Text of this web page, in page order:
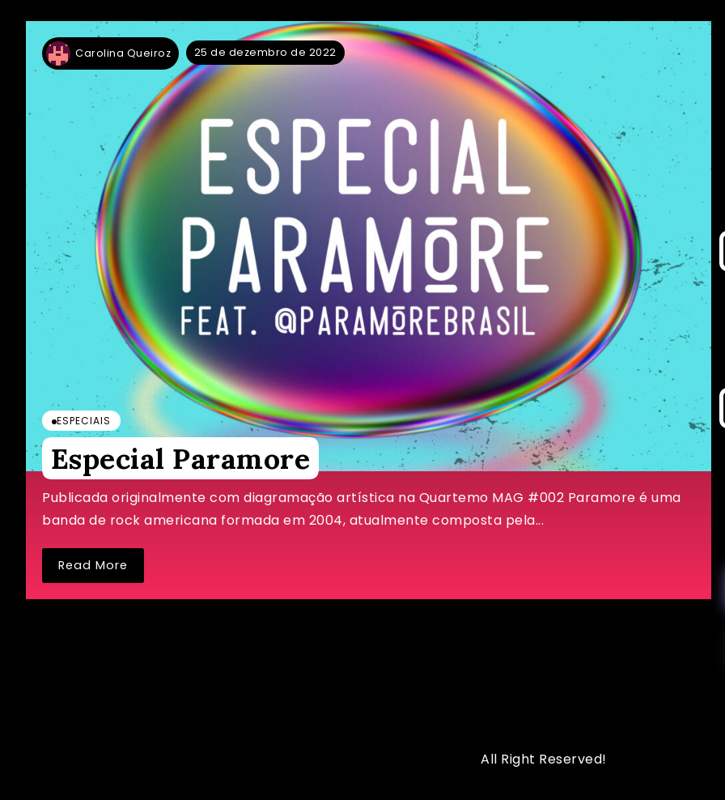
Carolina Queiroz 25 de dezembro de 2022
ESPECIAIS
Especial Paramore
Publicada originalmente com diagramação artística na Quartemo MAG #002 Paramore é uma
banda de rock americana formada em 2004, atualmente composta pela...
Read More
All Right Reserved!